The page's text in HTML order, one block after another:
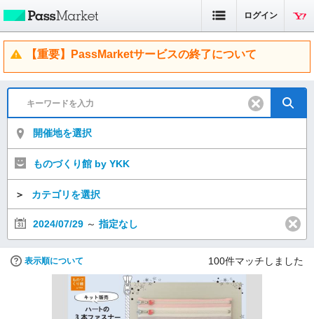
ログイン
【重要】PassMarketサービスの終了について
開催地を選択
ものづくり館 by YKK
＞ カテゴリを選択
2024/07/29 ～ 指定なし
表示順について 100件マッチしました